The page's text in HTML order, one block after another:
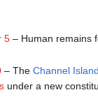
5– Human remains
– The Channel Island
under a new